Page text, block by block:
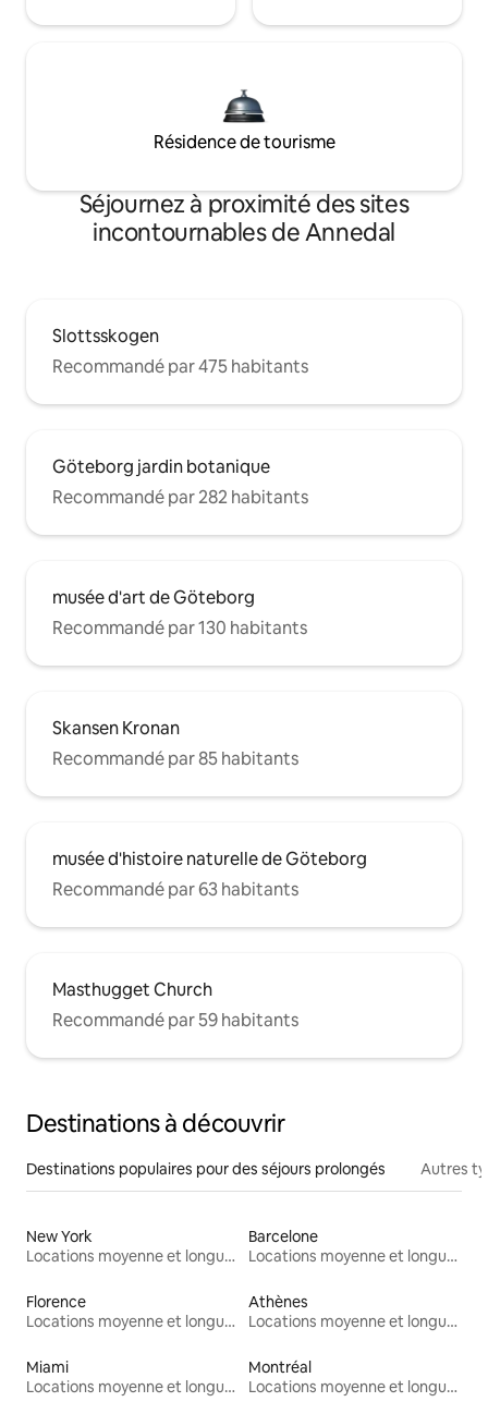
Résidence de tourisme
Séjournez à proximité des sites
incontournables de Annedal
Slottsskogen
Recommandé par 475 habitants
Göteborg jardin botanique
Recommandé par 282 habitants
musée d'art de Göteborg
Recommandé par 130 habitants
Skansen Kronan
Recommandé par 85 habitants
musée d'histoire naturelle de Göteborg
Recommandé par 63 habitants
Masthugget Church
Recommandé par 59 habitants
Destinations à découvrir
Destinations populaires pour des séjours prolongés Autres
New York
Locations moyenne et longue durée
Barcelone
Locations moyenne et longue durée
Florence
Locations moyenne et longue durée
Athènes
Locations moyenne et longue durée
Miami
Locations moyenne et longue durée
Montréal
Locations moyenne et longue durée